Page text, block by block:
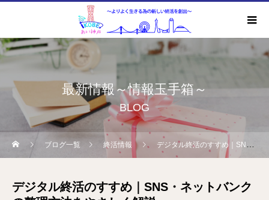
最新情報～情報玉手箱～
BLOG
ブログ一覧 終活情報 デジタル終活のすすめ｜SNS・ネットバンクの整理方法をやさしく解説
デジタル終活のすすめ｜SNS・ネットバンク